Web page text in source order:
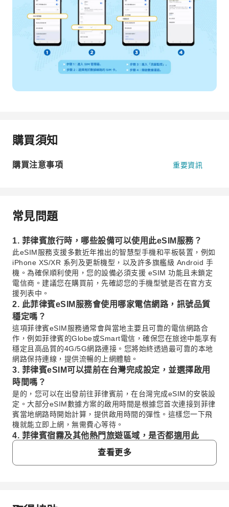
購買須知
購買注意事項 重要資訊
常見問題
1. 菲律賓旅行時，哪些設備可以使用此eSIM服務？
此eSIM服務支援多數近年推出的智慧型手機和平板裝置，例如
iPhone XS/XR 系列及更新機型，以及許多旗艦級 Android 手
機。為確保順利使用，您的設備必須支援 eSIM 功能且未鎖定
電信商。建議您在購買前，先確認您的手機型號是否在官方支
援列表中。
2. 此菲律賓eSIM服務會使用哪家電信網路，訊號品質
穩定嗎？
這項菲律賓eSIM服務通常會與當地主要且可靠的電信網路合
作，例如菲律賓的Globe或Smart電信，確保您在旅途中能享有
穩定且高品質的4G/5G網路連接。您將始終透過最可靠的本地
網路保持連線，提供流暢的上網體驗。
3. 菲律賓eSIM可以提前在台灣完成設定，並選擇啟用
時間嗎？
是的，您可以在出發前往菲律賓前，在台灣完成eSIM的安裝設
定。大部分eSIM數據方案的啟用時間是根據您首次連接到菲律
賓當地網路時開始計算，提供啟用時間的彈性。這樣您一下飛
機就能立即上網，無需費心等待。
4. 菲律賓宿霧及其他熱門旅遊區域，是否都適用此
查看更多